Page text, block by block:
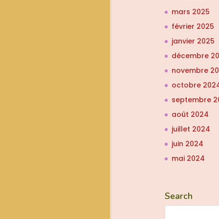
mars 2025
février 2025
janvier 2025
décembre
novembre
octobre
septembre
août 2024
juillet 2024
juin 2024
mai 2024
Search